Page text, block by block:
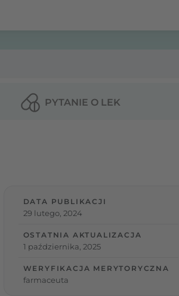
PYTANIE O LEK
DATA PUBLIKACJI
29 lutego, 2024
OSTATNIA AKTUALIZACJA
1 października, 2025
WERYFIKACJA MERYTORYCZNA
farmaceuta